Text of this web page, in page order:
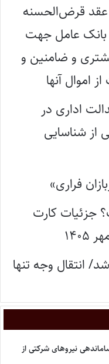
عقد قرض‌الحسنه
عامل جهت
و ضامنین و
اموال آنها
اداری در
از شناسایی
فراری»
جزئیات کارت
انتقال وجه تنها
نیروهای شرکتی از